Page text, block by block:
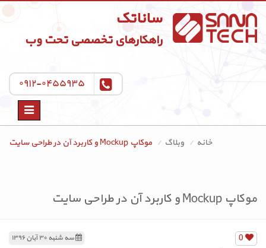
ساناتک
راهکارهای تخصصی تحت وب
۰۹۱۲-۰۴۵۵۹۳۵
Toggle
خانه
وبلاگ موکاپ Mockup و کاربرد آن در طراحی سایت
موکاپ Mockup و کاربرد آن در طراحی سایت
سه شنبه ۳۰ آبان ۱۳۹۶
0